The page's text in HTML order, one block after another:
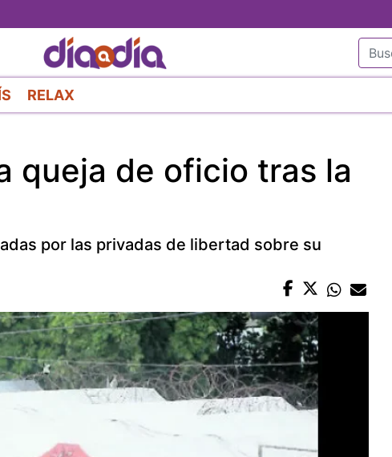
al
contenido
principal
RELAX
queja de oficio tras la
por las privadas de libertad sobre su